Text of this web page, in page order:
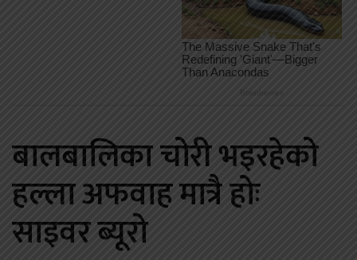
बालबालिका चोरी भइरहेको
हल्ला अफवाह मात्रै होः
साइवर ब्यूरो